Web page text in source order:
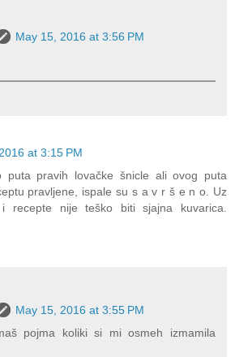
May 15, 2016 at 3:56 PM
at 3:15 PM
puta pravih lovačke šnicle ali ovog puta
pravljene, ispale su s a v r š e n o. Uz
recepte nije teško biti sjajna kuvarica.
May 15, 2016 at 3:55 PM
pojma koliki si mi osmeh izmamila